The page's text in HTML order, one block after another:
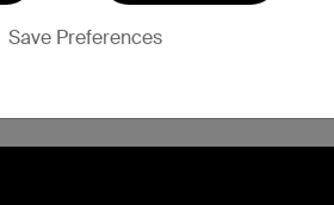
Save Preferences